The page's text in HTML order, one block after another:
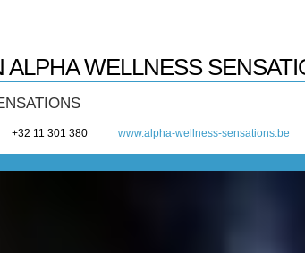
ALPHA WELLNESS
+32 11 301 380 www.alpha-wellness-sensations.be